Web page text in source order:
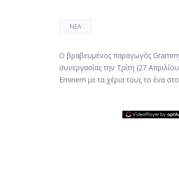
ΝΈΑ
Ο βραβευμένος παραγωγός
συνεργασίας την Τρίτη (27
Eminem με τα χέρια τους το ένα